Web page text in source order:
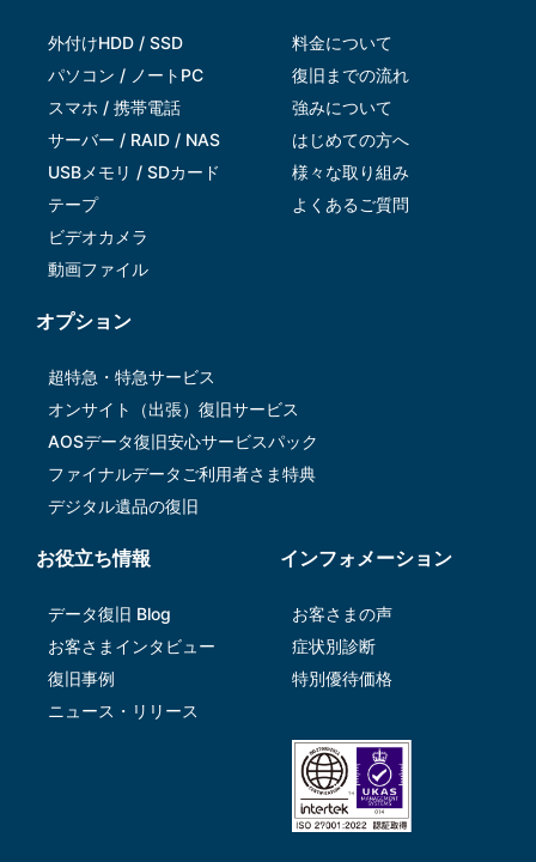
外付けHDD / SSD
パソコン / ノートPC
スマホ / 携帯電話
サーバー / RAID / NAS
USBメモリ / SDカード
テープ
ビデオカメラ
動画ファイル
料金について
復旧までの流れ
強みについて
はじめての方へ
様々な取り組み
よくあるご質問
オプション
超特急・特急サービス
オンサイト（出張）復旧サービス
AOSデータ復旧安⼼サービスパック
ファイナルデータご利⽤者さま特典
デジタル遺品の復旧
お役立ち情報
データ復旧 Blog
お客さまインタビュー
復旧事例
ニュース・リリース
インフォメーション
お客さまの声
症状別診断
特別優待価格